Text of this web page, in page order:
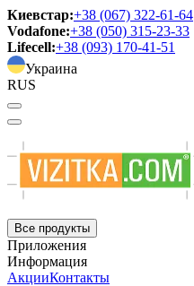
Киевстар:+38 (067) 322-61-64
Vodafone:+38 (050) 315-23-33
Lifecell:+38 (093) 170-41-51
Украина
RUS
Все продукты
Приложения
Информация
АкцииКонтакты